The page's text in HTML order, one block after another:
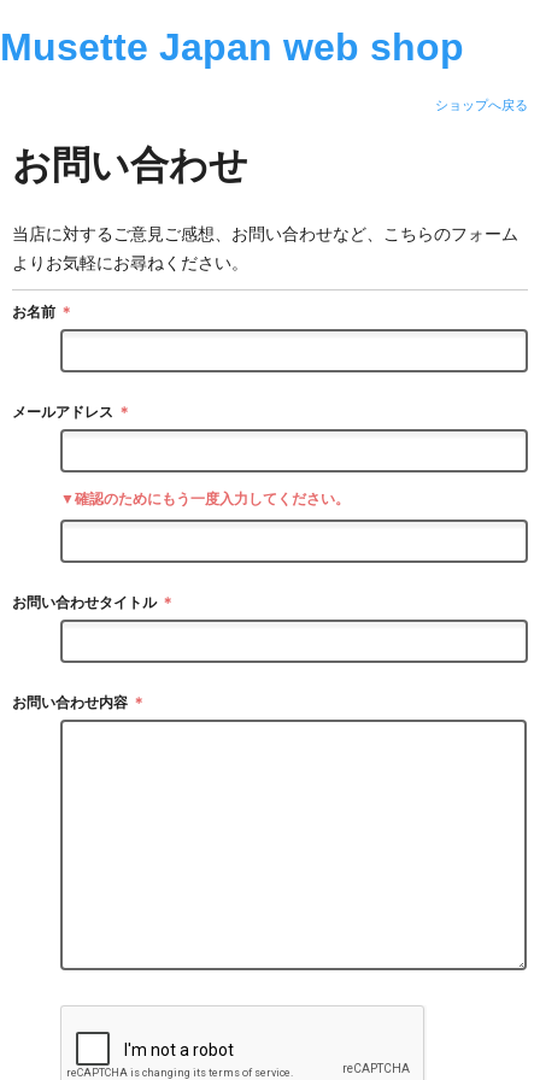
Musette Japan web shop
ショップへ戻る
お問い合わせ
当店に対するご意見ご感想、お問い合わせなど、こちらのフォーム
よりお気軽にお尋ねください。
お名前 ＊
メールアドレス ＊
▼確認のためにもう一度入力してください。
お問い合わせタイトル ＊
お問い合わせ内容 ＊